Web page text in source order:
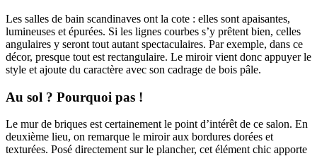
Les salles de bain scandinaves ont la cote : elles sont apaisantes,
lumineuses et épurées. Si les lignes courbes s’y prêtent bien, celles
angulaires y seront tout autant spectaculaires. Par exemple, dans ce
décor, presque tout est rectangulaire. Le miroir vient donc appuyer le
style et ajoute du caractère avec son cadrage de bois pâle.
Au sol ? Pourquoi pas !
Le mur de briques est certainement le point d’intérêt de ce salon. En
deuxième lieu, on remarque le miroir aux bordures dorées et
texturées. Posé directement sur le plancher, cet élément chic apporte